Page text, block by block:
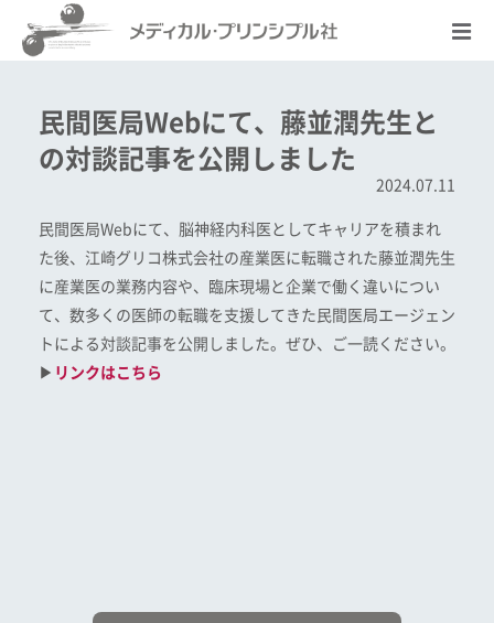
民間医局Webにて、藤並潤先生と
の対談記事を公開しました
2024.07.11
民間医局Webにて、脳神経内科医としてキャリアを積まれ
た後、江崎グリコ株式会社の産業医に転職された藤並潤先生
に産業医の業務内容や、臨床現場と企業で働く違いについ
て、数多くの医師の転職を支援してきた民間医局エージェン
トによる対談記事を公開しました。ぜひ、ご一読ください。
▶ リンクはこちら